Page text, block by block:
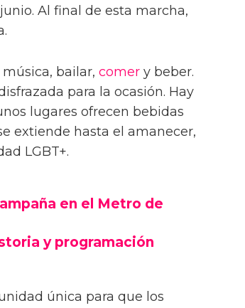
Al final de esta marcha,
bailar, comer y beber.
para la ocasión. Hay
lugares ofrecen bebidas
extiende hasta el amanecer,
LGBT+.
en el Metro de
y programación
única para que los